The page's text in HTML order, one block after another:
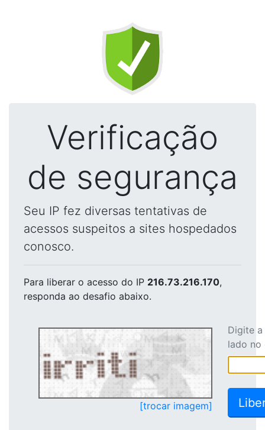
Verificação
de segurança
Seu IP fez diversas tentativas de
acessos suspeitos a sites hospedados
conosco.
Para liberar o acesso do IP 216.73.216.170,
responda ao desafio abaixo.
[trocar imagem]
Digite
lado no